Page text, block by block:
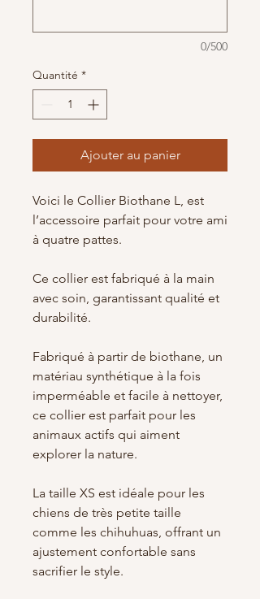
0/500
Quantité *
Ajouter au panier
Voici le Collier Biothane L, est
l’accessoire parfait pour votre ami
à quatre pattes.
Ce collier est fabriqué à la main
avec soin, garantissant qualité et
durabilité.
Fabriqué à partir de biothane, un
matériau synthétique à la fois
imperméable et facile à nettoyer,
ce collier est parfait pour les
animaux actifs qui aiment
explorer la nature.
La taille XS est idéale pour les
chiens de très petite taille
comme les chihuhuas, offrant un
ajustement confortable sans
sacrifier le style.